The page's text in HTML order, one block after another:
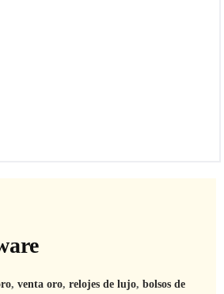
, venta oro, relojes de lujo, bolsos de